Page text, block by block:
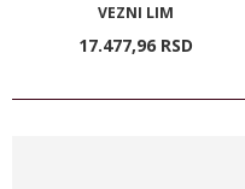
VEZNI LIM
17.477,96 RSD